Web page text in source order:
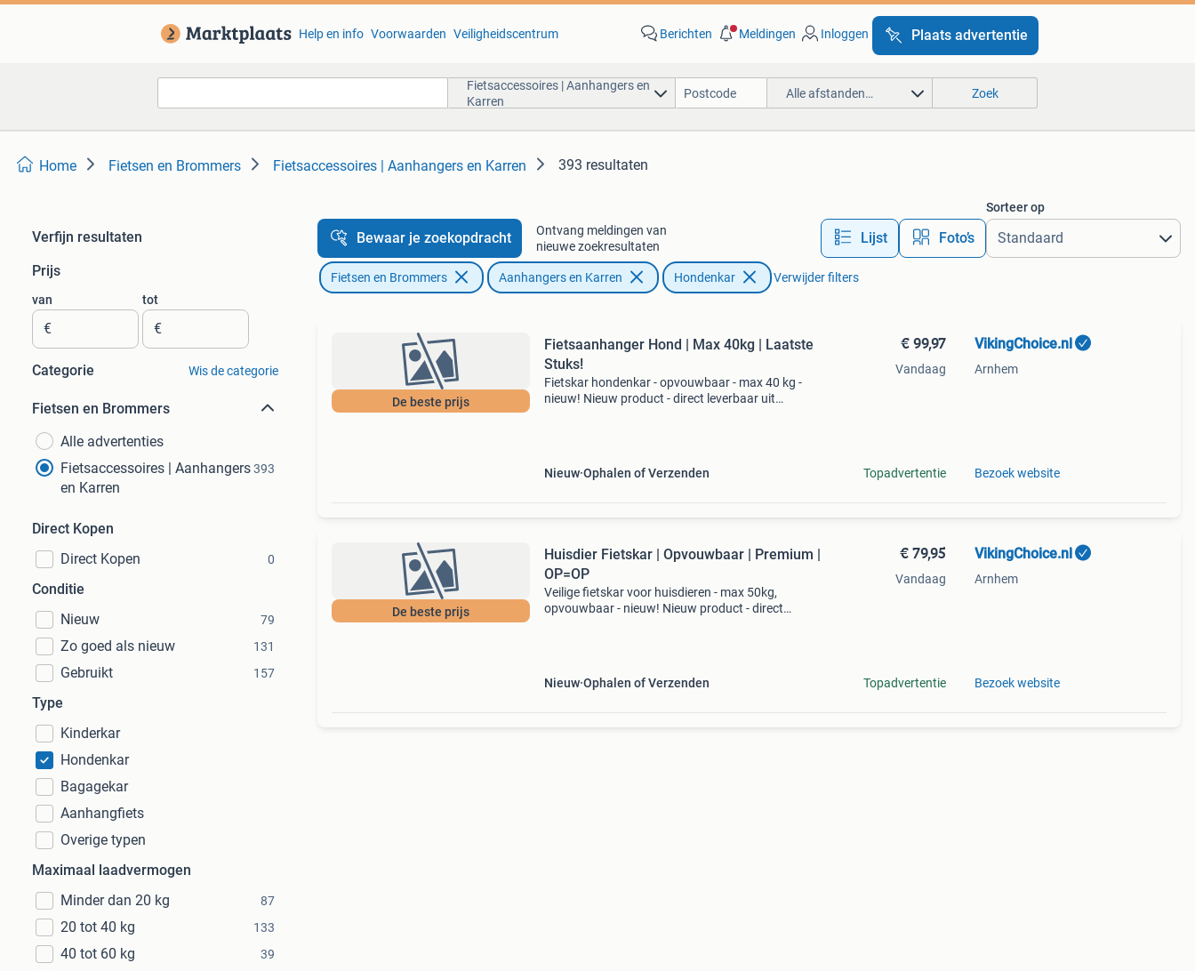
Help en info Voorwaarden Veiligheidscentrum Berichten Meldingen Inloggen Plaats advertentie
Fietsaccessoires | Aanhangers en
Karren
Alle afstanden… Zoek
Home Fietsen en Brommers Fietsaccessoires | Aanhangers en Karren 393 resultaten
Verfijn resultaten
Prijs
van
€
tot
€
Categorie Wis de categorie
Fietsen en Brommers
Alle advertenties
Fietsaccessoires | Aanhangers
en Karren
393
Direct Kopen
Direct Kopen
0
Conditie
Nieuw
79
Zo goed als nieuw 131
Gebruikt 157
Type
Kinderkar
Hondenkar
Bagagekar
Aanhangfiets
Overige typen
Maximaal laadvermogen
Minder dan 20 kg
87
20 tot 40 kg 133
40 tot 60 kg 39
Bewaar je zoekopdracht
Ontvang meldingen van
nieuwe zoekresultaten
Lijst Foto’s
Sorteer op
Fietsen en Brommers Aanhangers en Karren Hondenkar Verwijder filters
De beste prijs
Fietsaanhanger Hond | Max 40kg | Laatste
Stuks!
Fietskar hondenkar - opvouwbaar - max 40 kg -
nieuw! Nieuw product - direct leverbaar uit
Nieuw Ophalen of Verzenden
€ 99,97
Vandaag
Topadvertentie
VikingChoice.nl
Arnhem
Bezoek website
De beste prijs
Huisdier Fietskar | Opvouwbaar | Premium |
OP=OP
Veilige fietskar voor huisdieren - max 50kg,
opvouwbaar - nieuw! Nieuw product - direct
Nieuw Ophalen of Verzenden
€ 79,95
Vandaag
Topadvertentie
VikingChoice.nl
Arnhem
Bezoek website